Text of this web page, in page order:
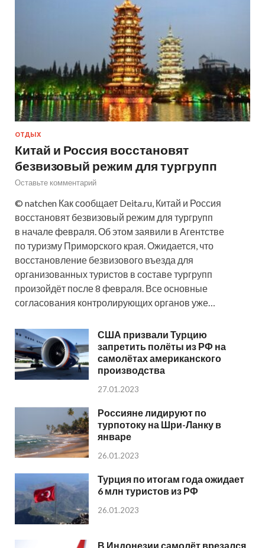
ОТДЫХ
Китай и Россия восстановят
безвизовый режим для тургрупп
Оставьте комментарий
© natchen Как сообщает Deita.ru, Китай и Россия
восстановят безвизовый режим для тургрупп
в начале февраля. Об этом заявили в Агентстве
по туризму Приморского края. Ожидается, что
восстановление безвизового въезда для
организованных туристов в составе тургрупп
произойдёт после 8 февраля. Все основные
согласования контролирующих органов уже…
США призвали Турцию
запретить полёты из РФ на
самолётах американского
производства
27.01.2023
Россияне лидируют по
турпотоку на Шри-Ланку в
январе
26.01.2023
Турция по итогам года ожидает
6 млн туристов из РФ
26.01.2023
В Индонезии самолёт врезался